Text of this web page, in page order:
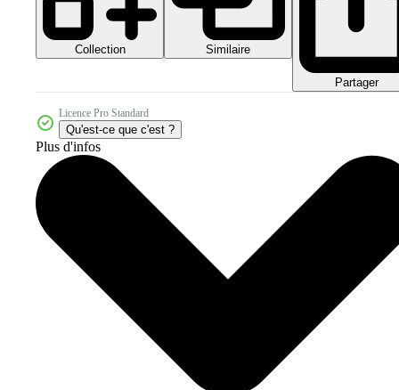
Collection Similaire
Partager
Licence Pro Standard
Qu'est-ce que c'est ?
Plus d'infos